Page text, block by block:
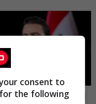
العراق في دقيقة
consent to
the following